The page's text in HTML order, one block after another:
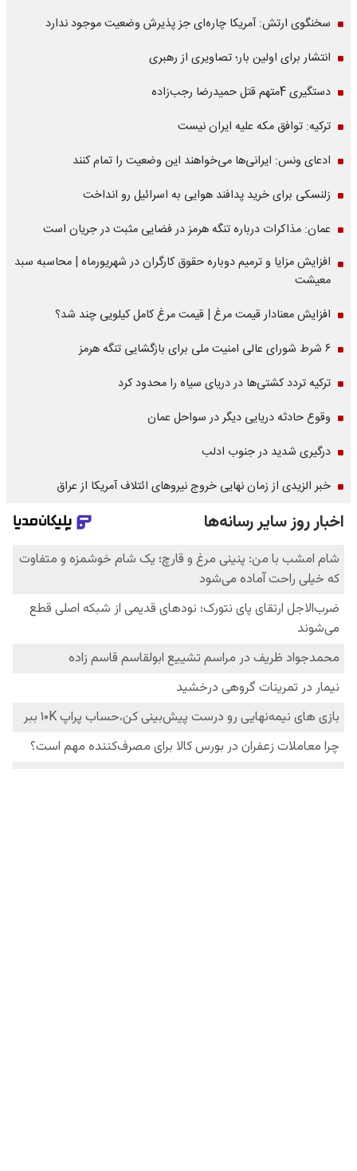
سخنگوی ارتش: آمریکا چاره‌ای جز پذیرش وضعیت موجود ندارد
انتشار برای اولین بار؛ تصاویری از رهبری
دستگیری 4متهم قتل حمیدرضا رجب‌زاده
ترکیه: توافق مکه علیه ایران نیست
ادعای ونس: ایرانی‌ها می‌خواهند این وضعیت را تمام کنند
زلنسکی برای خرید پدافند هوایی به اسرائیل رو انداخت
عمان: مذاکرات درباره تنگه هرمز در فضایی مثبت در جریان است
افزایش مزایا و ترمیم دوباره حقوق کارگران در شهریورماه | محاسبه سبد
معیشت
افزایش معنادار قیمت مرغ | قیمت مرغ کامل کیلویی چند شد؟
۶ شرط شورای عالی امنیت ملی برای بازگشایی تنگه هرمز
ترکیه تردد کشتی‌ها در دریای سیاه را محدود کرد
وقوع حادثه دریایی دیگر در سواحل عمان
درگیری شدید در جنوب ادلب
خبر الزیدی از زمان نهایی خروج نیروهای ائتلاف آمریکا از عراق